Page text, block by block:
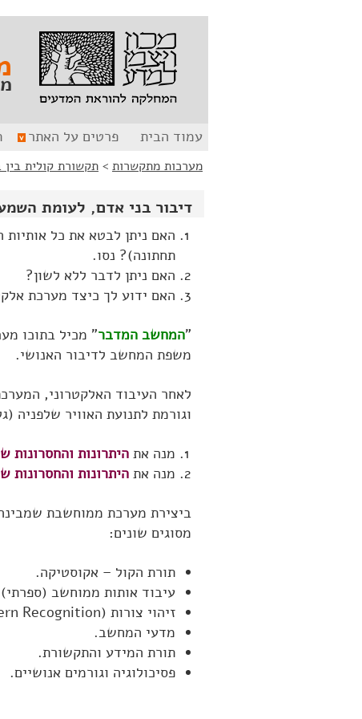
עמוד הבית פרטים על האתר
מערכות מתקשרות > תקשורת קולית
דיבור בני אדם, לעומת
האם ניתן לבטא את כל
תחתונה)? נסו.
האם ניתן לדבר ללא לשון?
האם ידוע לך כיצד מערכת
"המחשב המדבר" מכיל בתוכו
משפת המחשב לדיבור האנושי.
לאחר העיבוד האלקטרוני,
וגורמת לתנועת האוויר שלפניה
מנה את היתרונות
מנה את היתרונות
ביצירת מערכת ממוחשבת
מסוגים שונים:
תורת הקול – אקוסטיקה.
עיבוד אותות ממוחשב
זיהוי צורות (Pattern Recognition).
מדעי המחשב.
תורת המידע והתקשורת.
פסיכולוגיה וגורמים אנושיים.